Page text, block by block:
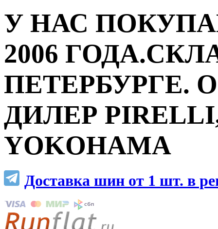
У НАС
2006
ПЕТЕРБУРГЕ.
ДИЛЕР
YOKOHAMA
Доставка шин от 1 шт. в